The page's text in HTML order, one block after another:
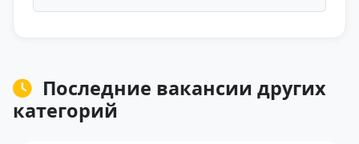
Последние вакансии других
категорий